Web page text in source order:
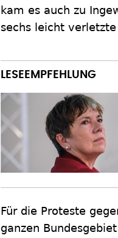
kam es auch zu
sechs leicht verletzte
Für die Proteste
ganzen